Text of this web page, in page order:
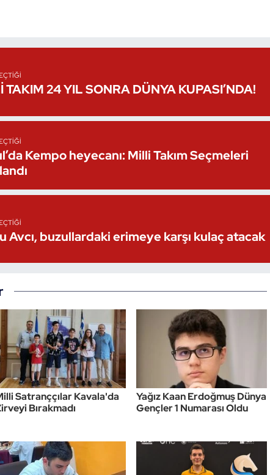
TAKIM 24 YIL SONRA DÜNYA KUPASI’NDA!
Kempo heyecanı: Milli Takım Seçmeleri
Avcı, buzullardaki erimeye karşı kulaç atacak
Satranççılar Kavala'da
Bırakmadı
Yağız Kaan Erdoğmuş Dünya
Gençler 1 Numarası Oldu